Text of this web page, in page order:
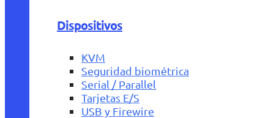
Dispositivos
KVM
Seguridad biométrica
Serial / Parallel
Tarjetas E/S
USB y Firewire